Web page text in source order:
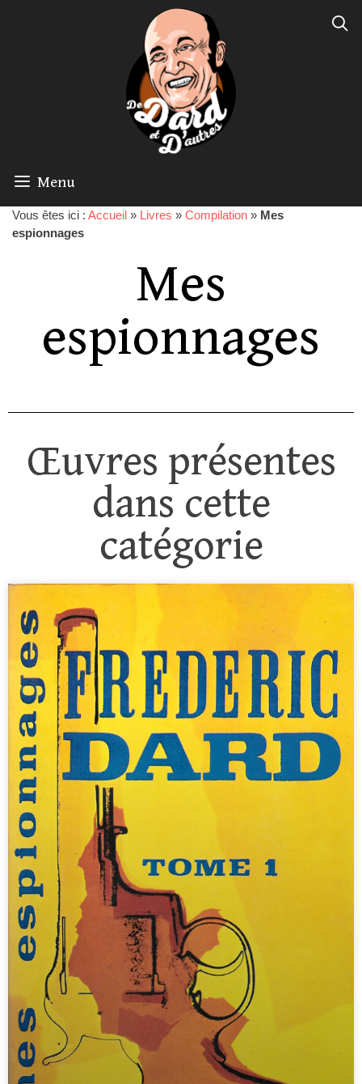
Menu
Vous êtes ici : Accueil » Livres » Compilation » Mes
espionnages
Mes
espionnages
Œuvres présentes
dans cette
catégorie